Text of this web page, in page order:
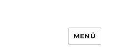
MENÜ